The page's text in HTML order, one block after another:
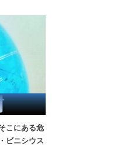
こにある危
ビニシウス